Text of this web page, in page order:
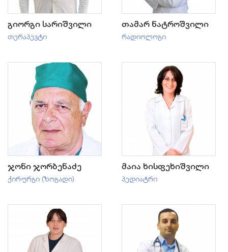
გიორგი სარიშვილი
თერაპევტი
თამარ ნატროშვილი
რადიოლოგი
ჯონი ჯორბენაძე
ქირურგი (ზოგადი)
მაია ხისფეხიშვილი
პედიატრი